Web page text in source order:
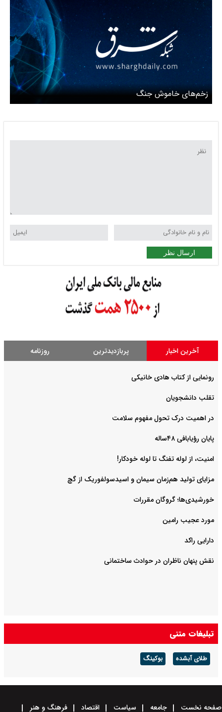
زخم‌های خاموش جنگ
ارسال نظر
آخرین اخبار پربازدیدترین روزنامه
رونمایی از کتاب هادی خانیکی
‌تقلب دانشجویان
در اهمیت درک تحول مفهوم سلامت
پایان رؤیابافی ۴۸ساله
امنیت، از لوله تفنگ تا ‌لوله خودکار!
مزایای تولید هم‌زمان سیمان و اسیدسولفوریک از گچ
خورشیدی‌ها؛ گروگان مقررات
مورد عجیب رامین
دارایی راکد
نقش پنهان ناظران در حوادث ساختمانی
تبلیغات متنی
طلای آبشده بوکینگ
صفحه نخست جامعه سیاست اقتصاد فرهنگ و هنر